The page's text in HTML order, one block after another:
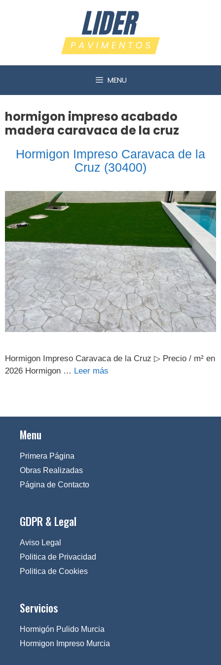
MENU
hormigon impreso acabado
madera caravaca de la cruz
Hormigon Impreso Caravaca de la
Cruz (30400)
Hormigon Impreso Caravaca de la Cruz ▷ Precio / m² en
2026 Hormigon … Leer más
Menu
Primera Página
Obras Realizadas
Página de Contacto
GDPR & Legal
Aviso Legal
Politica de Privacidad
Politica de Cookies
Servicios
Hormigón Pulido Murcia
Hormigon Impreso Murcia